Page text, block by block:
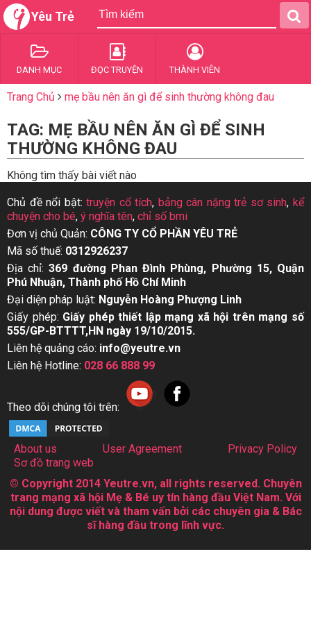
Yêu Trẻ
DANH MỤC ĐỌC TRUYỆN THÀNH VIÊN
Trang Chủ mẹ bầu nên ăn gì để sinh thường không đau
TAG: MẸ BẦU NÊN ĂN GÌ ĐỂ SINH
THƯỜNG KHÔNG ĐAU
Không tìm thấy bài viết nào
Chủ đề nổi bật:truyện cổ tích, bảng cân nặng trẻ sơ sinh,kể
chuyện cho bé, ý nghĩa tên, chỉ số bmi
Đơn vị chủ Quản: CÔNG TY CỔ PHẦN YÊU TRẺ
Mã số thuế: 0312926237
Địa chỉ:369 đường Phan Đình Phùng, Phường 15, Quận
Phú Nhuận, Thành phố Hồ Chí Minh
Đại diện pháp luật: Nguyễn Hoàng Phượng Linh
Giấy phép: Giấy phép thiết lập mạng xã hội trên mạng số
555/GP-BTTTT,HN ngày 19/10/2015.
Liên hệ quảng cáo: info@yeutre.vn
Liên hệ Hotline: 028 66 888 99
Theo dõi chúng tôi trên:
About us User Agreement
Privacy Policy
Sơ đồ trang web
© Copyright 2014 Yeutre.vn, all rights reserved. Chuyên
trang mạng xã hội Mẹ & Bé uy tín hàng đầu Việt Nam. Với
nội dung được viết và tham vấn bởi các chuyên gia & Bác
sĩ hàng đầu trong lĩnh vực.